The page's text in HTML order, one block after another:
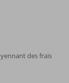
des frais